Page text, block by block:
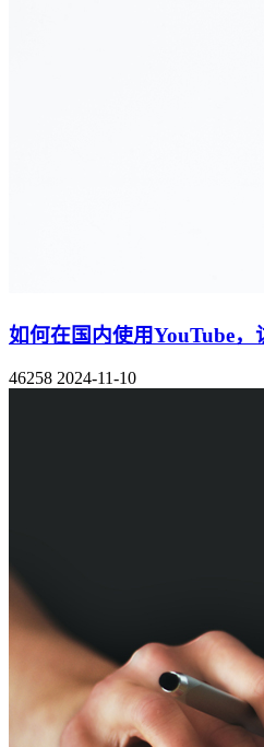
如何在国内使用YouTube，
46258 2024-11-10